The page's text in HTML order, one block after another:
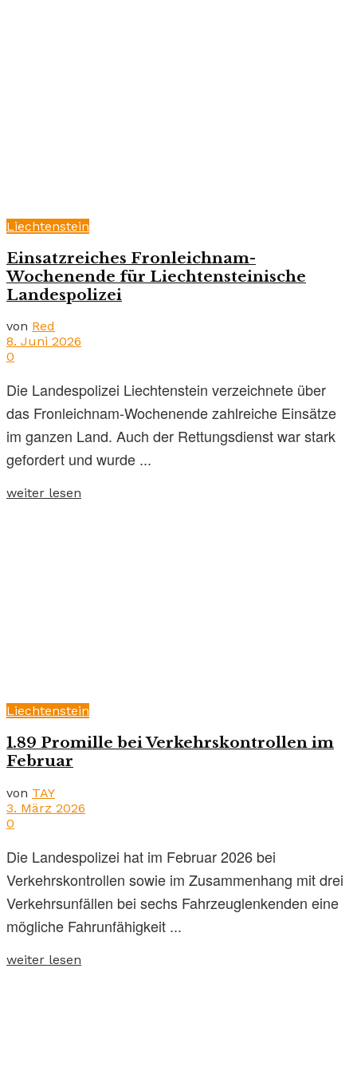
Liechtenstein
Einsatzreiches Fronleichnam-
Wochenende für Liechtensteinische
Landespolizei
von Red
8. Juni 2026
0
Die Landespolizei Liechtenstein verzeichnete über
das Fronleichnam-Wochenende zahlreiche Einsätze
im ganzen Land. Auch der Rettungsdienst war stark
gefordert und wurde ...
weiter lesen
Liechtenstein
1.89 Promille bei Verkehrskontrollen im
Februar
von TAY
3. März 2026
0
Die Landespolizei hat im Februar 2026 bei
Verkehrskontrollen sowie im Zusammenhang mit drei
Verkehrsunfällen bei sechs Fahrzeuglenkenden eine
mögliche Fahrunfähigkeit ...
weiter lesen